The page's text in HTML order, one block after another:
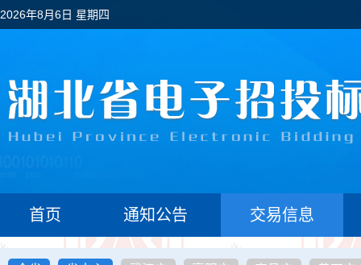
2026年8月6日 星期四
首页 通知公告 交易信息